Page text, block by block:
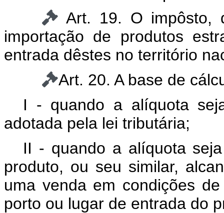
Art. 19. O impôsto,
importação de produtos
entrada dêstes no território
Art. 20. A base de
I - quando a alíquota
adotada pela lei tributária;
II - quando a alíquota
produto, ou seu similar,
uma venda em condições
porto ou lugar de entrada do